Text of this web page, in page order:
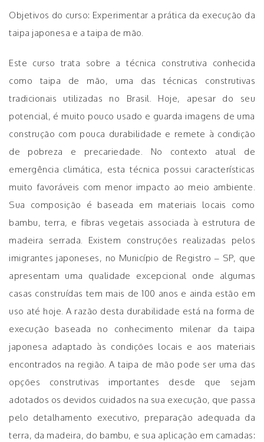
Objetivos do curso: Experimentar a prática da execução da
taipa japonesa e a taipa de mão.
Este curso trata sobre a técnica construtiva conhecida
como taipa de mão, uma das técnicas construtivas
tradicionais utilizadas no Brasil. Hoje, apesar do seu
potencial, é muito pouco usado e guarda imagens de uma
construção com pouca durabilidade e remete à condição
de pobreza e precariedade. No contexto atual de
emergência climática, esta técnica possui características
muito favoráveis com menor impacto ao meio ambiente.
Sua composição é baseada em materiais locais como
bambu, terra, e fibras vegetais associada à estrutura de
madeira serrada. Existem construções realizadas pelos
imigrantes japoneses, no Município de Registro – SP, que
apresentam uma qualidade excepcional onde algumas
casas construídas tem mais de 100 anos e ainda estão em
uso até hoje. A razão desta durabilidade está na forma de
execução baseada no conhecimento milenar da taipa
japonesa adaptado às condições locais e aos materiais
encontrados na região. A taipa de mão pode ser uma das
opções construtivas importantes desde que sejam
adotados os devidos cuidados na sua execução, que passa
pelo detalhamento executivo, preparação adequada da
terra, da madeira, do bambu, e sua aplicação em camadas: